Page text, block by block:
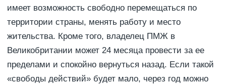
имеет возможность свободно перемещаться по
территории страны, менять работу и место
жительства. Кроме того, владелец ПМЖ в
Великобритании может 24 месяца провести за ее
пределами и спокойно вернуться назад. Если такой
«свободы действий» будет мало, через год можно